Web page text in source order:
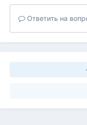
Ответить на